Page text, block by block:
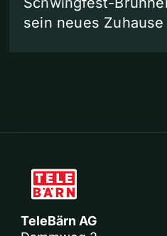
sein neues Zuhause
TeleBärn AG